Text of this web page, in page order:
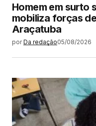
Homem em surto
mobiliza forças
Araçatuba
por Da redação05/08/2026